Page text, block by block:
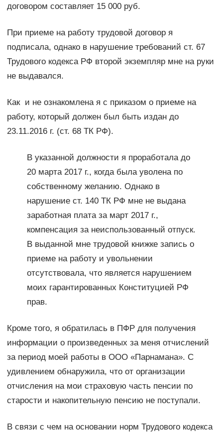
договором составляет 15 000 руб.
При приеме на работу трудовой договор я
подписала, однако в нарушение требований ст. 67
Трудового кодекса РФ второй экземпляр мне на руки
не выдавался.
Как и не ознакомлена я с приказом о приеме на
работу, который должен был быть издан до
23.11.2016 г. (ст. 68 ТК РФ).
В указанной должности я проработала до
20 марта 2017 г., когда была уволена по
собственному желанию. Однако в
нарушение ст. 140 ТК РФ мне не выдана
заработная плата за март 2017 г.,
компенсация за неиспользованный отпуск.
В выданной мне трудовой книжке запись о
приеме на работу и увольнении
отсутствовала, что является нарушением
моих гарантированных Конституцией РФ
прав.
Кроме того, я обратилась в ПФР для получения
информации о произведенных за меня отчислений
за период моей работы в ООО «Парнамана». С
удивлением обнаружила, что от организации
отчисления на мои страховую часть пенсии по
старости и накопительную пенсию не поступали.
В связи с чем на основании норм Трудового кодекса